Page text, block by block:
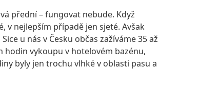
přední – fungovat nebude. Když
v nejlepším případě jen sjeté. Avšak
u nás v Česku občas zažíváme 35 až
hodin vykoupu v hotelovém bazénu,
byly jen trochu vlhké v oblasti pasu a